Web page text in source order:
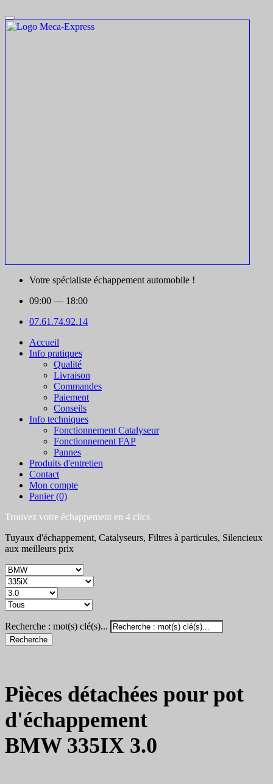
Votre spécialiste échappement automobile !
09:00 — 18:00
07.61.74.92.14
Accueil
Info pratiques
Qualité
Livraison
Commandes
Paiement
Conseils
Info techniques
Fonctionnement Catalyseur
Fonctionnement FAP
Pannes
Produits d'entretien
Contact
Mon compte
Panier (0)
Trouvez votre échappement en 4 clics
Tuyaux d'échappement, Catalyseurs, Filtres à particules, Silencieux
aux meilleurs prix
Recherche : mot(s) clé(s)...
Recherche
Pièces détachées pour pot
d'échappement
BMW 335IX 3.0